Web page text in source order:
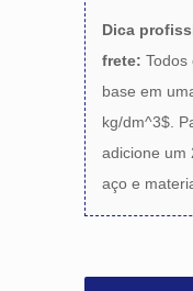
Dica
frete: Todos
base em
kg/dm^3$.
adicione um
aço e